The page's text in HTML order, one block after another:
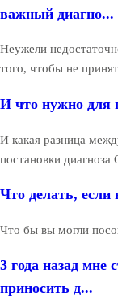
важный диагно...
Неужели
того, чтобы не
И что нужно для
И какая разница
постановки
Что делать,
Что бы вы могли
3 года назад
приносить д...